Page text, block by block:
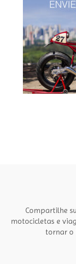
Compartilhe
motocicletas e
tornar o